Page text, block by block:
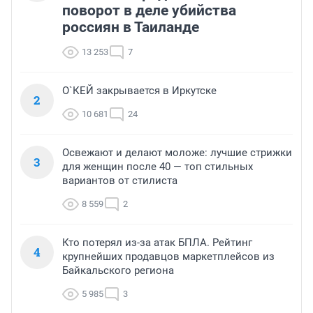
поворот в деле убийства
россиян в Таиланде
13 253 7
2
О`КЕЙ закрывается в Иркутске
10 681 24
3
Освежают и делают моложе: лучшие стрижки
для женщин после 40 — топ стильных
вариантов от стилиста
8 559 2
4
Кто потерял из-за атак БПЛА. Рейтинг
крупнейших продавцов маркетплейсов из
Байкальского региона
5 985 3